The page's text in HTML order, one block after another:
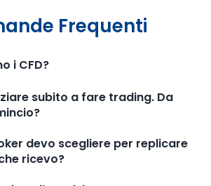
Frequenti
i CFD?
subito a fare trading. Da
devo scegliere per replicare
ricevo?